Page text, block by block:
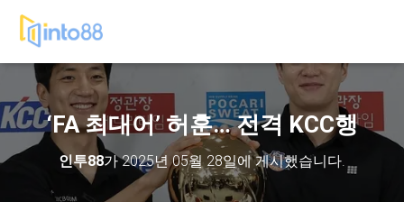
‘FA 최대어’ 허훈… 전격 KCC행
인투88가2025년 05월 28일에 게시했습니다.